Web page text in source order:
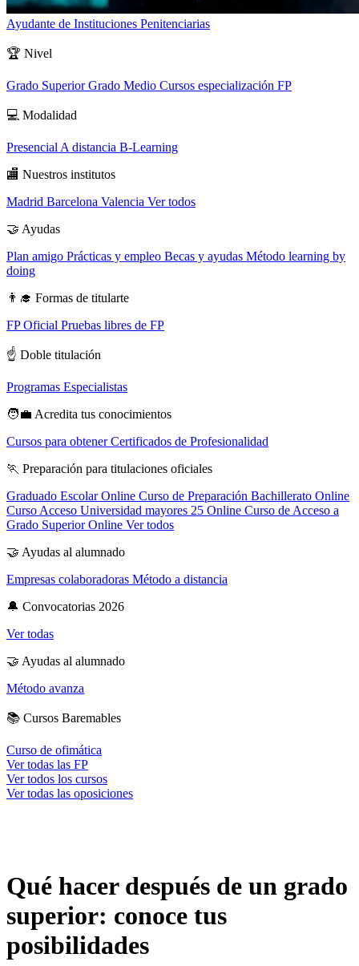
Ayudante de Instituciones Penitenciarias
🏆 Nivel
Grado SuperiorGrado Medio Cursos especialización FP
💻 Modalidad
Presencial A distancia B-Learning
🏬 Nuestros institutos
Madrid Barcelona Valencia Ver todos
🤝 Ayudas
Plan amigo Prácticas y empleo Becas y ayudas Método learning by
doing
👨‍🎓 Formas de titularte
FP Oficial Pruebas libres de FP
☝️ Doble titulación
Programas Especialistas
🧑‍💼 Acredita tus conocimientos
Cursos para obtener Certificados de Profesionalidad
🏃 Preparación para titulaciones oficiales
Graduado Escolar Online Curso de Preparación Bachillerato Online
Curso Acceso Universidad mayores 25 Online Curso de Acceso a
Grado Superior Online Ver todos
🤝 Ayudas al alumnado
Empresas colaboradoras Método a distancia
🔔 Convocatorias 2026
Ver todas
🤝 Ayudas al alumnado
Método avanza
📚 Cursos Baremables
Curso de ofimática
Ver todas las FP
Ver todos los cursos
Ver todas las oposiciones
Qué hacer después de un grado
superior: conoce tus
posibilidades